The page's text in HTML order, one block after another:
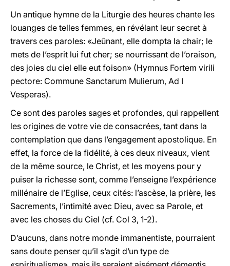
Un antique hymne de la Liturgie des heures chante les
louanges de telles femmes, en révélant leur secret à
travers ces paroles: «Jeûnant, elle dompta la chair; le
mets de l’esprit lui fut cher; se nourrissant de l’oraison,
des joies du ciel elle eut foison» (Hymnus Fortem virili
pectore: Commune Sanctarum Mulierum, Ad I
Vesperas).
Ce sont des paroles sages et profondes, qui rappellent
les origines de votre vie de consacrées, tant dans la
contemplation que dans l’engagement apostolique. En
effet, la force de la fidélité, à ces deux niveaux, vient
de la même source, le Christ, et les moyens pour y
puiser la richesse sont, comme l’enseigne l’expérience
millénaire de l’Eglise, ceux cités: l’ascèse, la prière, les
Sacrements, l’intimité avec Dieu, avec sa Parole, et
avec les choses du Ciel (cf. Col 3, 1-2).
D’aucuns, dans notre monde immanentiste, pourraient
sans doute penser qu’il s’agit d’un type de